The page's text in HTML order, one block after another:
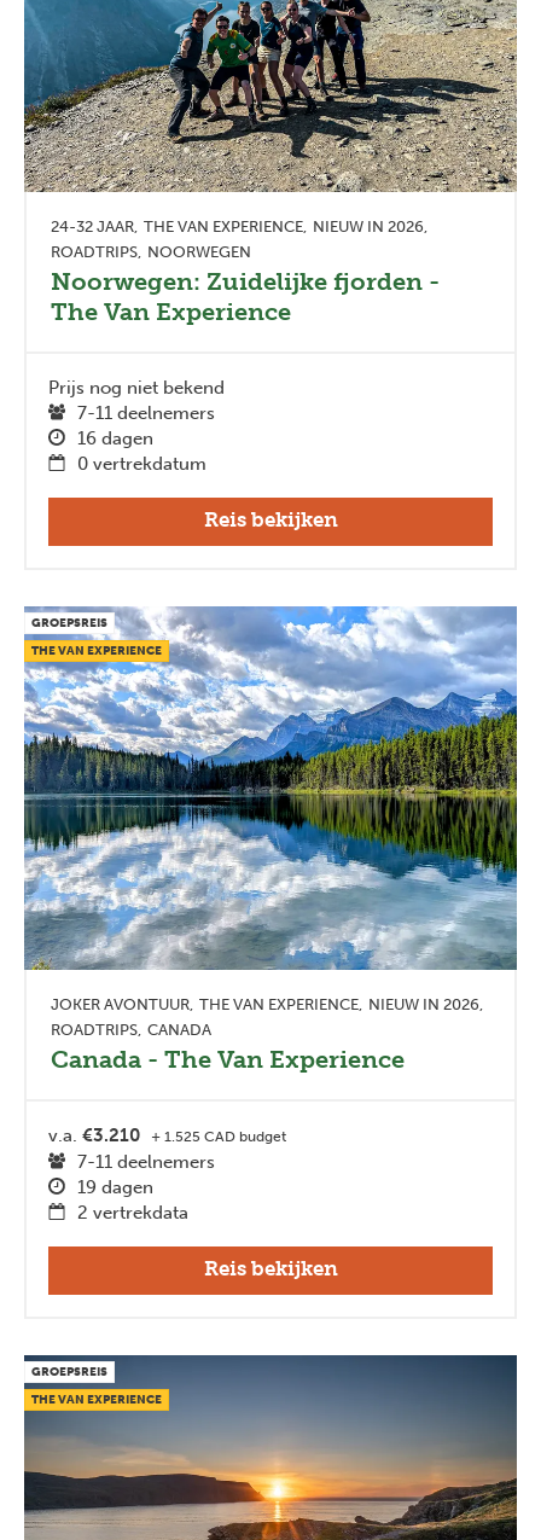
24-32 JAAR THE VAN EXPERIENCE NIEUW IN 2026
ROADTRIPS NOORWEGEN
Noorwegen: Zuidelijke fjorden -
The Van Experience
Prijs nog niet bekend
7-11 deelnemers
16 dagen
0 vertrekdatum
Reis bekijken
GROEPSREIS
THE VAN EXPERIENCE
JOKER AVONTUUR THE VAN EXPERIENCE NIEUW IN 2026
ROADTRIPS CANADA
Canada - The Van Experience
v.a. €3.210 + 1.525 CAD budget
7-11 deelnemers
19 dagen
2 vertrekdata
Reis bekijken
GROEPSREIS
THE VAN EXPERIENCE